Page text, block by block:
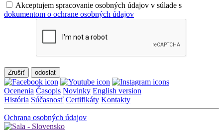
Akceptujem spracovanie osobných údajov v súlade s
dokumentom o ochrane osobných údajov
Zrušiť
Ocenenia Časopis Novinky English version
História Súčasnosť Certifikáty Kontakty
Ochrana osobných údajov